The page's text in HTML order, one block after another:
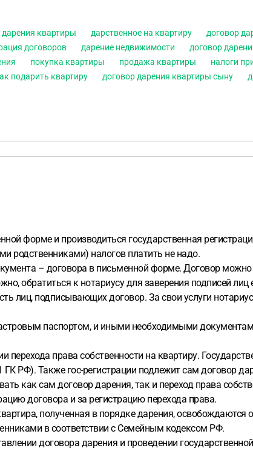
дарения квартиры дарственное на квартиру договор
договоров дарение недвижимости
договор
покупка квартиры продажа квартиры налоги
подарить квартиру договор дарения квартиры сыну
форме и производиться государственная
родственниками) налогов платить не надо.
– договора в письменной форме. Договор
обратиться к нотариусу для заверения подписей
лиц, подписывающих договор. За свои услуги
паспортом, и иными необходимыми
перехода права собственности на квартиру.
ГК РФ). Также гос-регистрации подлежит сам договор
как сам договор дарения, так и переход права
договора и за регистрацию перехода права.
полученная в порядке дарения,
в соответствии с Семейным кодексом РФ.
договора дарения и проведении